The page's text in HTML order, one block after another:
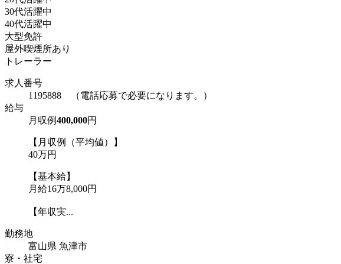
30代活躍中
40代活躍中
大型免許
屋外喫煙所あり
トレーラー
求人番号
1195888 （電話応募で必要になります。）
給与
月収例400,000円
【月収例（平均値）】
40万円
【基本給】
月給16万8,000円
【年収実...
勤務地
富山県 魚津市
寮・社宅